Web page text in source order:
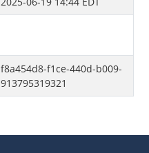
f8a454d8-f1ce-440d-b009-
913795319321